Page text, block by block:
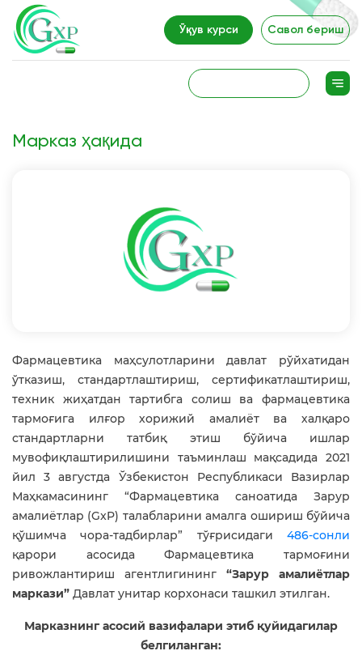
Ўқув курси Савол бериш
Марказ ҳақида
Фармацевтика маҳсулотларини давлат рўйхатидан
ўтказиш, стандартлаштириш, сертификатлаштириш,
техник жиҳатдан тартибга солиш ва фармацевтика
тармоғига илғор хорижий амалиёт ва халқаро
стандартларни татбиқ этиш бўйича ишлар
мувофиқлаштирилишини таъминлаш мақсадида 2021
йил 3 августда Ўзбекистон Республикаси Вазирлар
Маҳкамасининг “Фармацевтика саноатида Зарур
амалиётлар (GxP) талабларини амалга ошириш бўйича
қўшимча чора-тадбирлар” тўғрисидаги 486-сонли
қарори асосида Фармацевтика тармоғини
ривожлантириш агентлигининг “Зарур амалиётлар
маркази” Давлат унитар корхонаси ташкил этилган.
Марказнинг асосий вазифалари этиб қуйидагилар
белгиланган: